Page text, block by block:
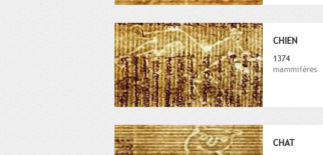
CHIEN
1374
mammifères
CHAT